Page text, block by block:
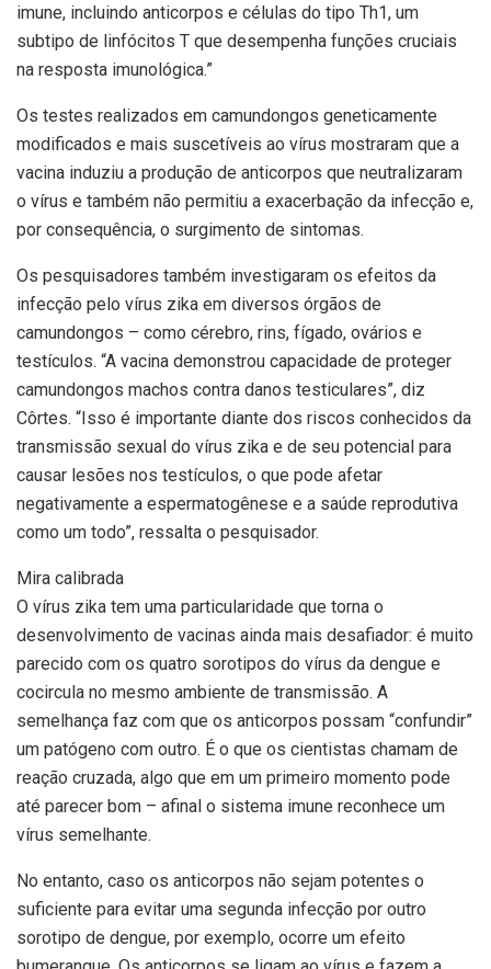
imune, incluindo anticorpos e células do tipo Th1, um
subtipo de linfócitos T que desempenha funções cruciais
na resposta imunológica.”
Os testes realizados em camundongos geneticamente
modificados e mais suscetíveis ao vírus mostraram que a
vacina induziu a produção de anticorpos que neutralizaram
o vírus e também não permitiu a exacerbação da infecção e,
por consequência, o surgimento de sintomas.
Os pesquisadores também investigaram os efeitos da
infecção pelo vírus zika em diversos órgãos de
camundongos – como cérebro, rins, fígado, ovários e
testículos. “A vacina demonstrou capacidade de proteger
camundongos machos contra danos testiculares”, diz
Côrtes. “Isso é importante diante dos riscos conhecidos da
transmissão sexual do vírus zika e de seu potencial para
causar lesões nos testículos, o que pode afetar
negativamente a espermatogênese e a saúde reprodutiva
como um todo”, ressalta o pesquisador.
Mira calibrada
O vírus zika tem uma particularidade que torna o
desenvolvimento de vacinas ainda mais desafiador: é muito
parecido com os quatro sorotipos do vírus da dengue e
cocircula no mesmo ambiente de transmissão. A
semelhança faz com que os anticorpos possam “confundir”
um patógeno com outro. É o que os cientistas chamam de
reação cruzada, algo que em um primeiro momento pode
até parecer bom – afinal o sistema imune reconhece um
vírus semelhante.
No entanto, caso os anticorpos não sejam potentes o
suficiente para evitar uma segunda infecção por outro
sorotipo de dengue, por exemplo, ocorre um efeito